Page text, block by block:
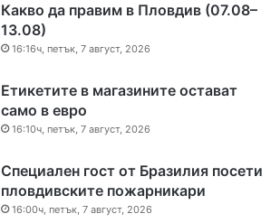
Какво да правим в Пловдив (07.08–
13.08)
16:16ч, петък, 7 август, 2026
Етикетите в магазините остават
само в евро
16:10ч, петък, 7 август, 2026
Специален гост от Бразилия посети
пловдивските пожарникари
16:00ч, петък, 7 август, 2026